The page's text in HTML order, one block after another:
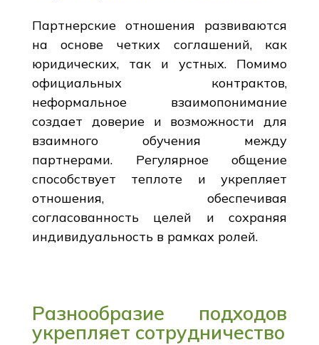
Партнерские отношения развиваются
на основе четких соглашений, как
юридических, так и устных. Помимо
официальных контрактов,
неформальное взаимопонимание
создает доверие и возможности для
взаимного обучения между
партнерами. Регулярное общение
способствует теплоте и укрепляет
отношения, обеспечивая
согласованность целей и сохраняя
индивидуальность в рамках ролей.
Разнообразие подходов
укрепляет сотрудничество